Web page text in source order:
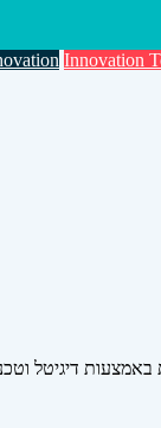
Innovation
דיגיטל